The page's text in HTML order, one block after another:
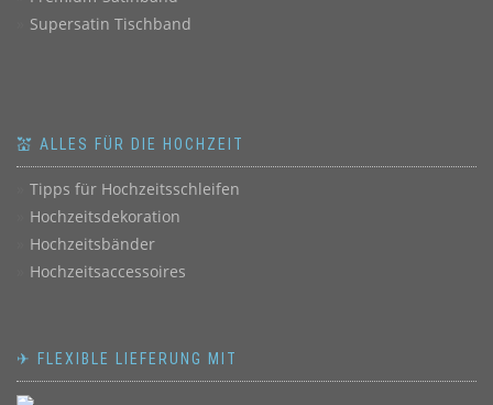
Supersatin Tischband
💒 ALLES FÜR DIE HOCHZEIT
Tipps für Hochzeitsschleifen
Hochzeitsdekoration
Hochzeitsbänder
Hochzeitsaccessoires
✈ FLEXIBLE LIEFERUNG MIT